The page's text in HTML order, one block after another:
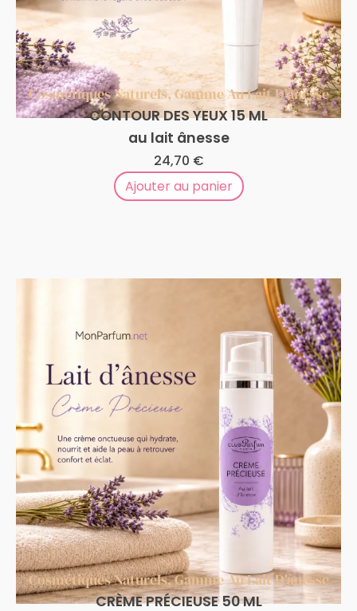
Cosmétiques Naturels,Gamme Au Lait D'ânesse
CONTOUR DES YEUX 15 ML
au lait ânesse
24,70 €
Ajouter au panier
Cosmétiques Naturels,Gamme Au Lait D'ânesse
CRÈME PRÉCIEUSE 50 ML